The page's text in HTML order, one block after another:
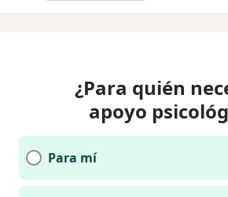
¿Para quién
apoyo
Para mí